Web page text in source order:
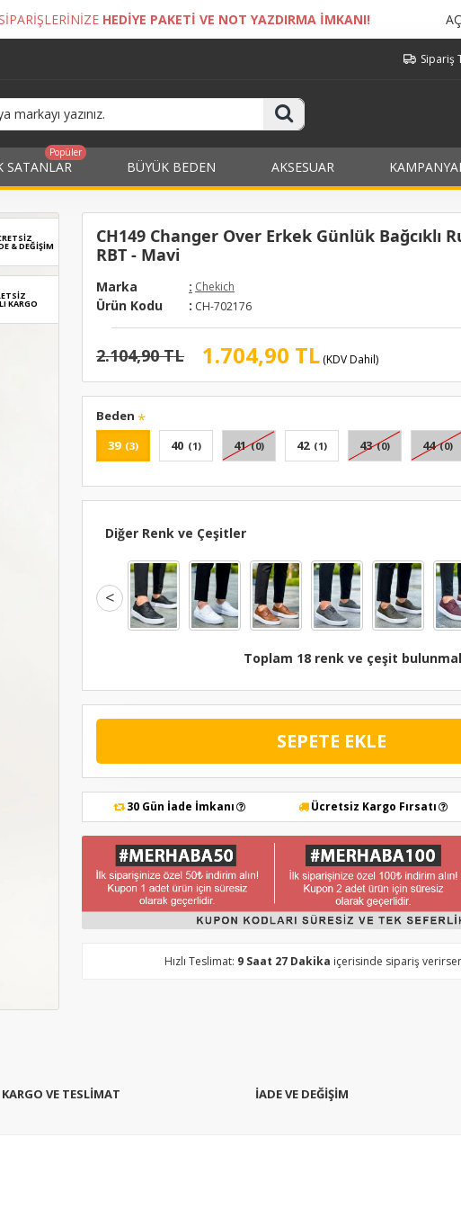
PAKETİ VE NOT YAZDIRMA İMKANI! AÇILIŞA ÖZEL TÜM
Sipariş
SATANLAR
Popüler
BÜYÜK BEDEN AKSESUAR
& DEĞIŞIM
KARGO
CH149 Changer Over Erkek Günlük Bağcıklı
RBT - Mavi
Marka : Chekich
Ürün Kodu : CH-702176
1.704,90 TL (KDV Dahil)
2.104,90 TL
Beden
39 (3) 40 (1) 41 (0) 42 (1) 43 (0) 44 (0)
Diğer Renk ve Çeşitler
<
Toplam 18 renk ve çeşit
SEPETE EKLE
30 Gün İade İmkanı Ücretsiz Kargo Fırsatı
Hızlı Teslimat: 9 Saat 27 Dakika içerisinde sipariş
KARGO VE TESLİMAT İADE VE DEĞİŞİM